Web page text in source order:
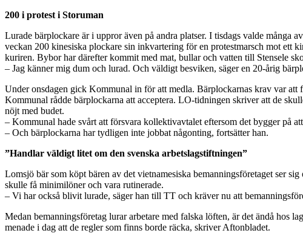
200 i protest i Storuman
Lurade bärplockare är i uppror även på andra platser. I tisdags valde många
veckan 200 kinesiska plockare sin inkvartering för en protestmarsch mot ett
kuriren. Bybor har därefter kommit med mat, bullar och vatten till Stensele
– Jag känner mig dum och lurad. Och väldigt besviken, säger en 20-årig
Under onsdagen gick Kommunal in för att medla. Bärplockarnas krav var att
Kommunal rådde bärplockarna att acceptera. LO-tidningen skriver att de
nöjt med budet.
– Kommunal hade svårt att försvara kollektivavtalet eftersom det bygger på
– Och bärplockarna har tydligen inte jobbat någonting, fortsätter han.
”Handlar väldigt litet om den svenska arbetslagstiftningen”
Lomsjö bär som köpt bären av det vietnamesiska bemanningsföretaget ser
skulle få minimilöner och vara rutinerade.
– Vi har också blivit lurade, säger han till TT och kräver nu att
Medan bemanningsföretag lurar arbetare med falska löften, är det ändå hos
menade i dag att de regler som finns borde räcka, skriver Aftonbladet.